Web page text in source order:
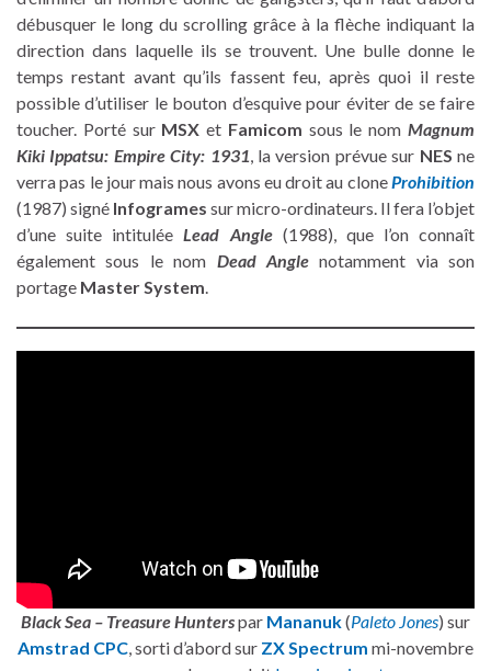
débusquer le long du scrolling grâce à la flèche indiquant la
direction dans laquelle ils se trouvent. Une bulle donne le
temps restant avant qu’ils fassent feu, après quoi il reste
possible d’utiliser le bouton d’esquive pour éviter de se faire
toucher. Porté sur MSX et Famicom sous le nomMagnum
Kiki Ippatsu: Empire City: 1931, la version prévue sur NES ne
verra pas le jour mais nous avons eu droit au cloneProhibition
(1987) signé Infogrames sur micro-ordinateurs. Il fera l’objet
d’une suite intituléeLead Angle(1988), que l’on connaît
également sous le nom Dead Anglenotamment via son
portage Master System.
Black Sea – Treasure Hunterspar Mananuk(Paleto Jones) sur
Amstrad CPC, sorti d’abord sur ZX Spectrum mi-novembre